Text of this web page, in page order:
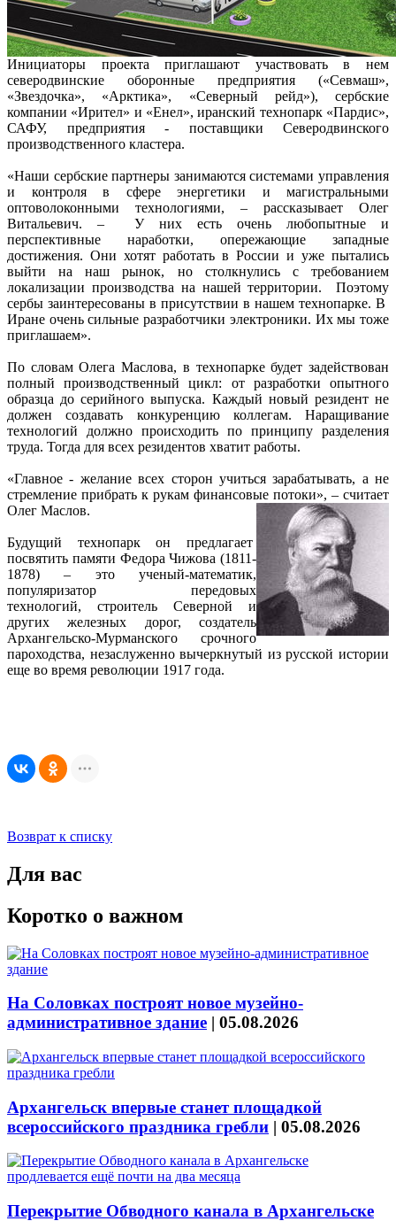
Инициаторы проекта приглашают участвовать в нем
северодвинские оборонные предприятия («Севмаш»,
«Звездочка», «Арктика», «Северный рейд»), сербские
компании «Ирител» и «Енел», иранский технопарк «Пардис»,
САФУ, предприятия - поставщики Северодвинского
производственного кластера.
«Наши сербские партнеры занимаются системами управления
и контроля в сфере энергетики и магистральными
оптоволоконными технологиями, – рассказывает Олег
Витальевич. – У них есть очень любопытные и
перспективные наработки, опережающие западные
достижения. Они хотят работать в России и уже пытались
выйти на наш рынок, но столкнулись с требованием
локализации производства на нашей территории. Поэтому
сербы заинтересованы в присутствии в нашем технопарке. В
Иране очень сильные разработчики электроники. Их мы тоже
приглашаем».
По словам Олега Маслова, в технопарке будет задействован
полный производственный цикл: от разработки опытного
образца до серийного выпуска. Каждый новый резидент не
должен создавать конкуренцию коллегам. Наращивание
технологий должно происходить по принципу разделения
труда. Тогда для всех резидентов хватит работы.
«Главное - желание всех сторон учиться зарабатывать, а не
стремление прибрать к рукам финансовые потоки», – считает
Олег Маслов.
Будущий технопарк он предлагает
посвятить памяти Федора Чижова (1811-
1878) – это ученый-математик,
популяризатор передовых
технологий, строитель Северной и
других железных дорог, создатель
Архангельско-Мурманского срочного
пароходства, незаслуженно вычеркнутый из русской истории
еще во время революции 1917 года.
Возврат к списку
Для вас
Коротко о важном
На Соловках построят новое музейно-
административное здание | 05.08.2026
Архангельск впервые станет площадкой
всероссийского праздника гребли | 05.08.2026
Перекрытие Обводного канала в Архангельске